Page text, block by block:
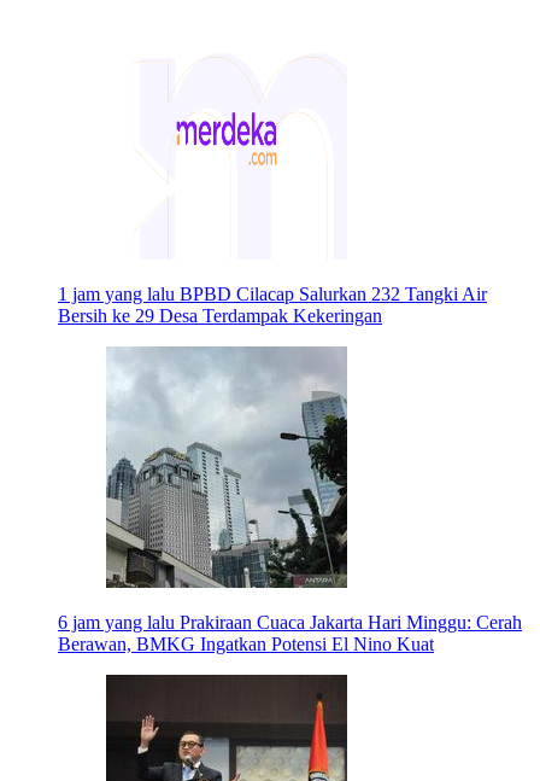
1 jam yang lalu BPBD Cilacap Salurkan 232 Tangki Air
Bersih ke 29 Desa Terdampak Kekeringan
6 jam yang lalu Prakiraan Cuaca Jakarta Hari Minggu: Cerah
Berawan, BMKG Ingatkan Potensi El Nino Kuat